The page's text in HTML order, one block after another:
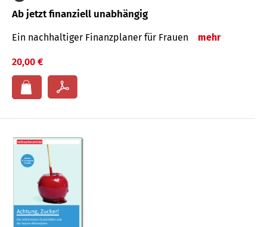
Ab jetzt finanziell unabhängig
Ein nachhaltiger Finanzplaner für Frauen mehr
20,00 €